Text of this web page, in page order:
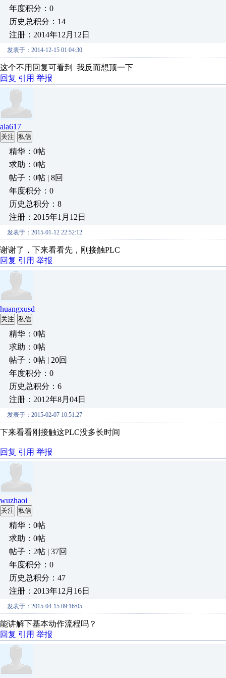
年度积分：0
历史总积分：14
注册：2014年12月12日
发表于：2014-12-15 01:04:30
这个不用回复可看到 我反而想顶一下
回复 引用 举报
ala617
关注 私信
精华：0帖
求助：0帖
帖子：0帖 | 8回
年度积分：0
历史总积分：8
注册：2015年1月12日
发表于：2015-01-12 22:52:12
谢谢了，下来看看先，刚接触PLC
回复 引用 举报
huangxusd
关注 私信
精华：0帖
求助：0帖
帖子：0帖 | 20回
年度积分：0
历史总积分：6
注册：2012年8月04日
发表于：2015-02-07 10:51:27
下来看看刚接触这PLC没多长时间
回复 引用 举报
wuzhaoi
关注 私信
精华：0帖
求助：0帖
帖子：2帖 | 37回
年度积分：0
历史总积分：47
注册：2013年12月16日
发表于：2015-04-15 09:16:05
能讲解下基本动作流程吗？
回复 引用 举报